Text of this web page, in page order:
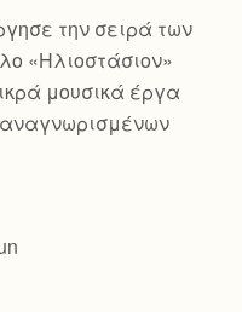
την σειρά των
«Ηλιοστάσιον»
μουσικά έργα